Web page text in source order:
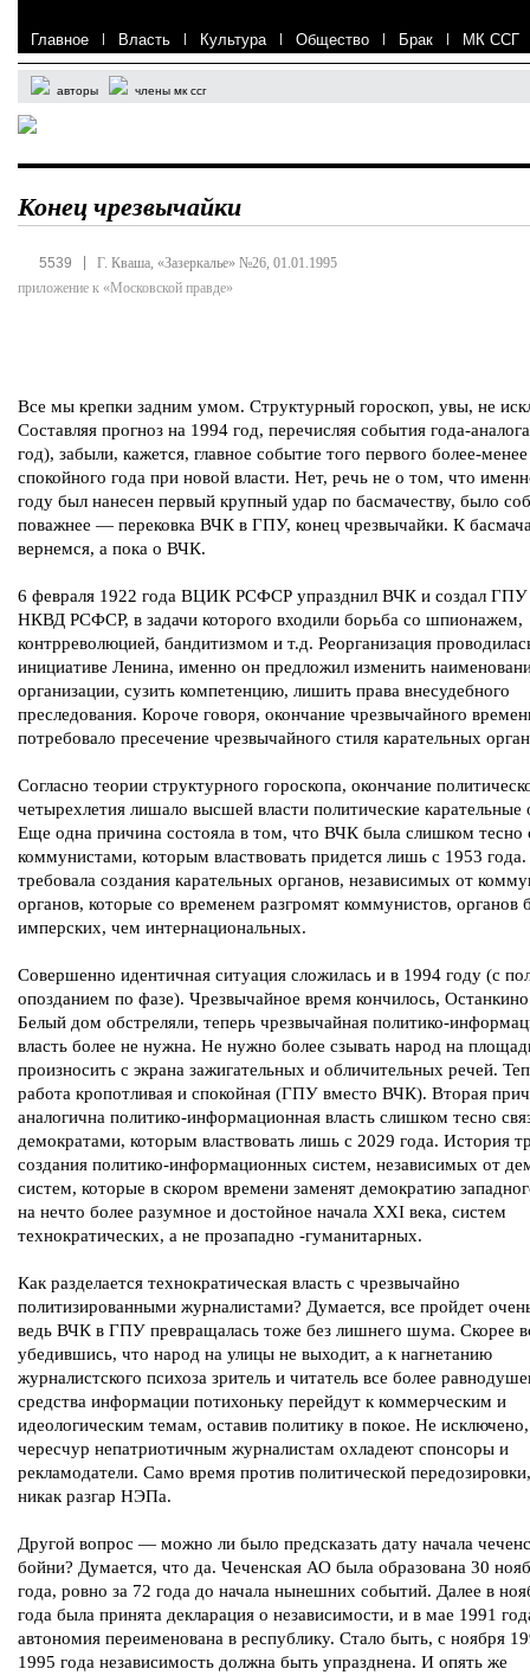
Главное | Власть | Культура | Общество | Брак | МК ССГ
авторы члены мк ссг
Конец чрезвычайки
5539
Г. Кваша, «Зазеркалье» №26, 01.01.1995
приложение к «Московской правде»
Все мы крепки задним умом. Структурный гороскоп, увы, не
Составляя прогноз на 1994 год, перечисляя события года-
год), забыли, кажется, главное событие того первого более-менее
спокойного года при новой власти. Нет, речь не о том, что
году был нанесен первый крупный удар по басмачеству, было
поважнее — перековка ВЧК в ГПУ, конец чрезвычайки. К
вернемся, а пока о ВЧК.
6 февраля 1922 года ВЦИК РСФСР упразднил ВЧК и создал ГПУ
НКВД РСФСР, в задачи которого входили борьба со шпионажем,
контрреволюцией, бандитизмом и т.д. Реорганизация
инициативе Ленина, именно он предложил изменить
организации, сузить компетенцию, лишить права внесудебного
преследования. Короче говоря, окончание чрезвычайного
потребовало пресечение чрезвычайного стиля карательных
Согласно теории структурного гороскопа, окончание
четырехлетия лишало высшей власти политические карательные
Еще одна причина состояла в том, что ВЧК была слишком тесно
коммунистами, которым властвовать придется лишь с 1953
требовала создания карательных органов, независимых от
органов, которые со временем разгромят коммунистов, органов
имперских, чем интернациональных.
Совершенно идентичная ситуация сложилась и в 1994 году (с
опозданием по фазе). Чрезвычайное время кончилось,
Белый дом обстреляли, теперь чрезвычайная политико-
власть более не нужна. Не нужно более сзывать народ на
произносить с экрана зажигательных и обличительных речей.
работа кропотливая и спокойная (ГПУ вместо ВЧК). Вторая
аналогична политико-информационная власть слишком тесно
демократами, которым властвовать лишь с 2029 года. История
создания политико-информационных систем, независимых от
систем, которые в скором времени заменят демократию
на нечто более разумное и достойное начала XXI века, систем
технократических, а не прозападно -гуманитарных.
Как разделается технократическая власть с чрезвычайно
политизированными журналистами? Думается, все пройдет
ведь ВЧК в ГПУ превращалась тоже без лишнего шума. Скорее
убедившись, что народ на улицы не выходит, а к нагнетанию
журналистского психоза зритель и читатель все более
средства информации потихоньку перейдут к коммерческим и
идеологическим темам, оставив политику в покое. Не
чересчур непатриотичным журналистам охладеют спонсоры и
рекламодатели. Само время против политической
никак разгар НЭПа.
Другой вопрос — можно ли было предсказать дату начала
бойни? Думается, что да. Чеченская АО была образована 30
года, ровно за 72 года до начала нынешних событий. Далее в
года была принята декларация о независимости, и в мае 1991
автономия переименована в республику. Стало быть, с ноября
1995 года независимость должна быть упразднена. И опять же